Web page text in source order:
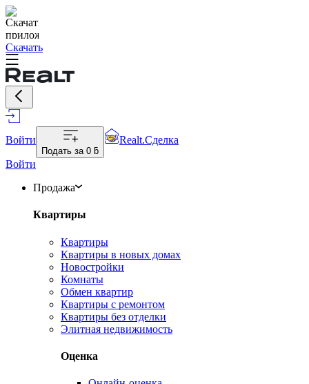
Скачать
Войти
Подать за 0 ƃ
Realt.Сделка
Войти
Продажа
Квартиры
Квартиры
Квартиры в новых домах
Новостройки
Комнаты
Обмен квартир
Квартиры с ремонтом
Квартиры без отделки
Элитная недвижимость
Оценка